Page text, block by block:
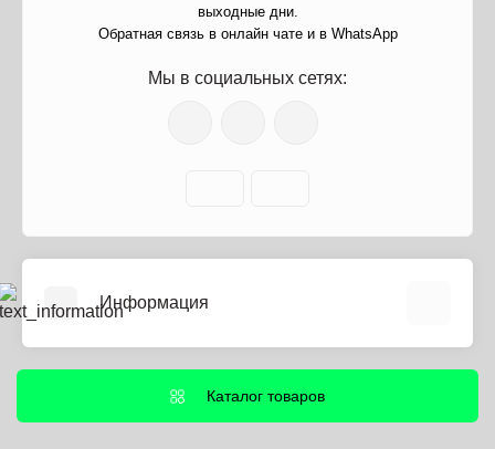
выходные дни.
Обратная связь в онлайн чате и в WhatsApp
Мы в социальных сетях:
Информация
Информация о доставке
Политика безопасности
Каталог товаров